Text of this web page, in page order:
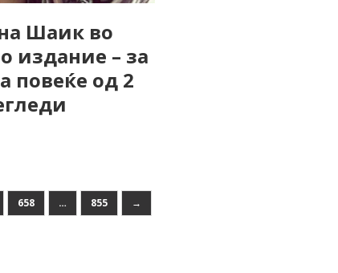
Шаик во
издание – за
повеќе од 2
658 … 855 →